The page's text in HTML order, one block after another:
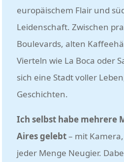
europäischem Flair und
Leidenschaft. Zwischen
Boulevards, alten
Vierteln wie La Boca oder
sich eine Stadt voller
Geschichten.
Ich selbst habe mehrere
Aires gelebt– mit
jeder Menge Neugier.